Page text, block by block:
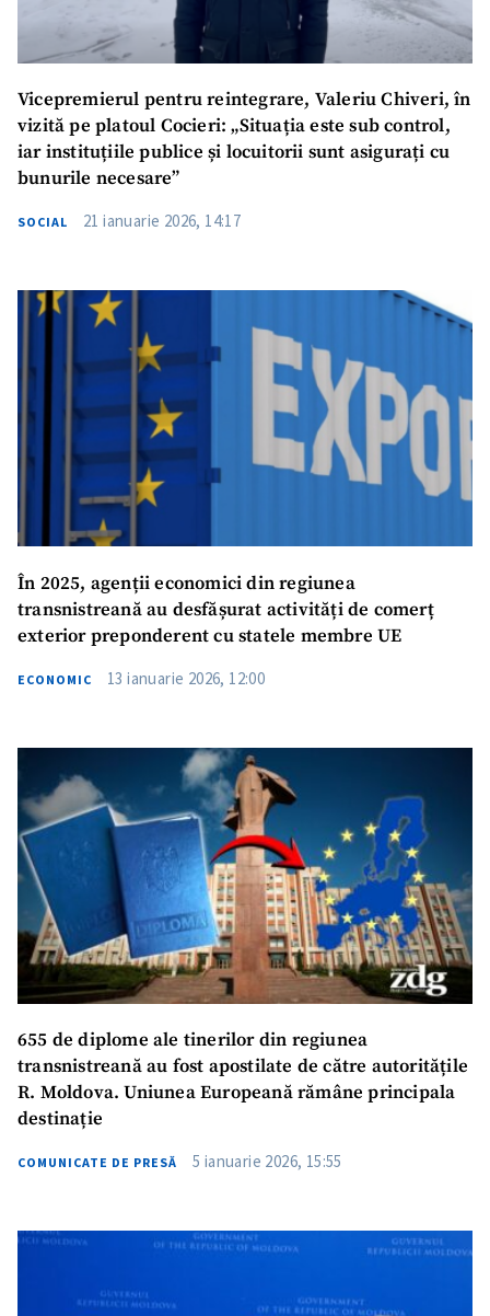
Vicepremierul pentru reintegrare, Valeriu Chiveri, în
vizită pe platoul Cocieri: „Situația este sub control,
iar instituțiile publice și locuitorii sunt asigurați cu
bunurile necesare”
SOCIAL 21 ianuarie 2026, 14:17
În 2025, agenții economici din regiunea
transnistreană au desfășurat activități de comerț
exterior preponderent cu statele membre UE
ECONOMIC 13 ianuarie 2026, 12:00
655 de diplome ale tinerilor din regiunea
transnistreană au fost apostilate de către autoritățile
R. Moldova. Uniunea Europeană rămâne principala
destinație
COMUNICATE DE PRESĂ 5 ianuarie 2026, 15:55